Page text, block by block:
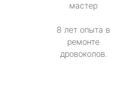
мастер
8 лет опыта в
ремонте
дровоколов.